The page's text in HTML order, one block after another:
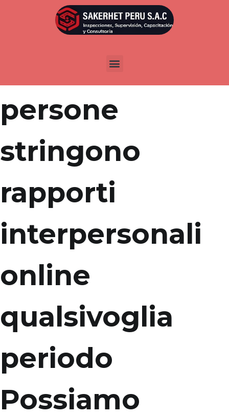
Publicada enmarzo 22, 2022
Migliaia di
persone
stringono
rapporti
interpersonali
online
qualsivoglia
periodo
Possiamo